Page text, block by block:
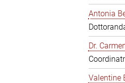
Antonia
Dr.
Valentine